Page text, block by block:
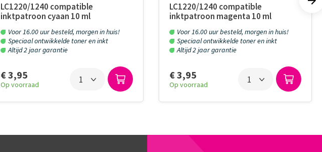
LC1220/1240 compatible
inktpatroon cyaan 10 ml
Voor 16.00 uur besteld, morgen in huis!
Speciaal ontwikkelde toner en inkt
Altijd 2 jaar garantie
€ 3,95
Op voorraad
LC1220/1240 compatible
inktpatroon magenta 10 ml
Voor 16.00 uur besteld, morgen in huis!
Speciaal ontwikkelde toner en inkt
Altijd 2 jaar garantie
€ 3,95
Op voorraad